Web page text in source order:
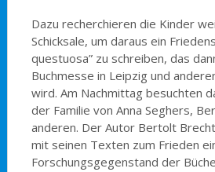
Dazu recherchieren die Kinder
Schicksale, um daraus ein
questuosa” zu schreiben, das
Buchmesse in Leipzig und
wird. Am Nachmittag besuchten
der Familie von Anna Seghers,
anderen. Der Autor Bertolt
mit seinen Texten zum Frieden
Forschungsgegenstand der